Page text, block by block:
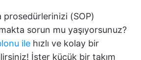
prosedürlerinizi (SOP)
sorun mu yaşıyorsunuz?
ile hızlı ve kolay bir
İster küçük bir takım